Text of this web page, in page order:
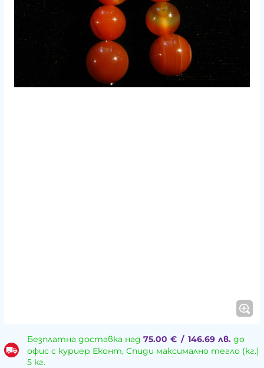
Безплатна доставка над 75.00 € / 146.69 лв.до
офис с куриер Еконт, Спиди максимално тегло (кг.)
5 кг.